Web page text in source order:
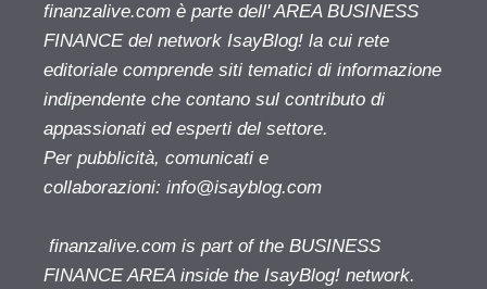
finanzalive.com è parte dell' AREA BUSINESS
FINANCE del network IsayBlog! la cui rete
editoriale comprende siti tematici di informazione
indipendente che contano sul contributo di
appassionati ed esperti del settore.
Per pubblicità, comunicati e
collaborazioni: info@isayblog.com
finanzalive.com is part of the BUSINESS
FINANCE AREA inside the IsayBlog! network.